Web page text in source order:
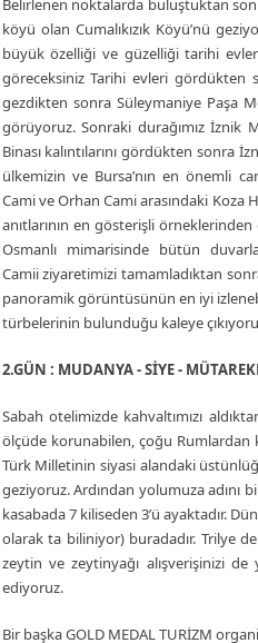
Belirlenen noktalarda buluştuktan
köyü olan Cumalıkızık Köyü’nü
büyük özelliği ve güzelliği tarihi
göreceksiniz Tarihi evleri gördükten
gezdikten sonra Süleymaniye Paşa
görüyoruz. Sonraki durağımız
Binası kalıntılarını gördükten sonra
ülkemizin ve Bursa’nın en önemli
Cami ve Orhan Cami arasındaki Koza
anıtlarının en gösterişli
Osmanlı mimarisinde bütün
Camii ziyaretimizi tamamladıktan
panoramik görüntüsünün en iyi
türbelerinin bulunduğu kaleye
2.GÜN : MUDANYA - SİYE -
Sabah otelimizde kahvaltımızı
ölçüde korunabilen, çoğu Rumlardan
Türk Milletinin siyasi alandaki
geziyoruz. Ardından yolumuza adını
kasabada 7 kiliseden 3’ü ayaktadır.
olarak ta biliniyor) buradadır. Trilye
zeytin ve zeytinyağı alışverişinizi
ediyoruz.
Bir başka GOLD MEDAL TURİZM